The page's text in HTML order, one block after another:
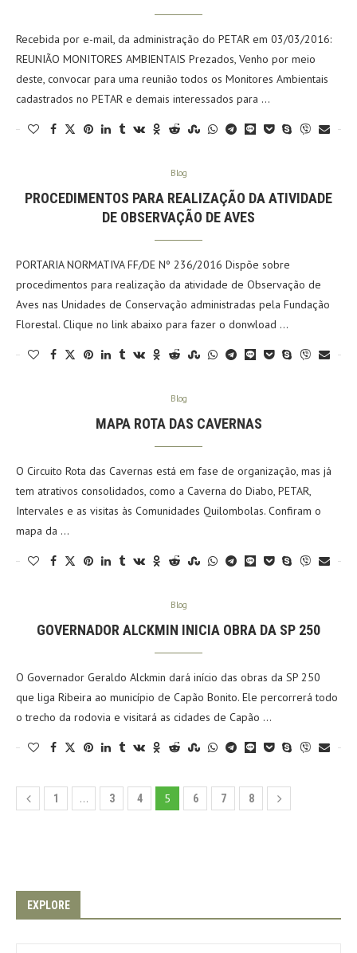
Recebida por e-mail, da administração do PETAR em 03/03/2016:
REUNIÃO MONITORES AMBIENTAIS Prezados, Venho por meio
deste, convocar para uma reunião todos os Monitores Ambientais
cadastrados no PETAR e demais interessados para …
Blog
PROCEDIMENTOS PARA REALIZAÇÃO DA ATIVIDADE
DE OBSERVAÇÃO DE AVES
PORTARIA NORMATIVA FF/DE Nº 236/2016 Dispõe sobre
procedimentos para realização da atividade de Observação de
Aves nas Unidades de Conservação administradas pela Fundação
Florestal. Clique no link abaixo para fazer o donwload …
Blog
MAPA ROTA DAS CAVERNAS
O Circuito Rota das Cavernas está em fase de organização, mas já
tem atrativos consolidados, como a Caverna do Diabo, PETAR,
Intervales e as visitas às Comunidades Quilombolas. Confiram o
mapa da …
Blog
GOVERNADOR ALCKMIN INICIA OBRA DA SP 250
O Governador Geraldo Alckmin dará início das obras da SP 250
que liga Ribeira ao município de Capão Bonito. Ele percorrerá todo
o trecho da rodovia e visitará as cidades de Capão …
1 … 3 4 5 6 7 8
EXPLORE